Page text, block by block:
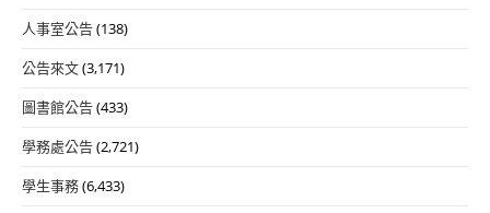
人事室公告(138)
公告來文(3,171)
圖書館公告(433)
學務處公告(2,721)
學生事務(6,433)